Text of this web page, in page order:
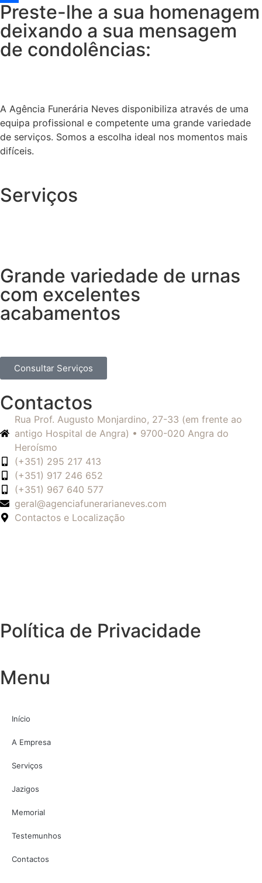
Share
Preste-lhe a sua homenagem
deixando a sua mensagem
de condolências:
A Agência Funerária Neves disponibiliza através de uma
equipa profissional e competente uma grande variedade
de serviços. Somos a escolha ideal nos momentos mais
difíceis.
Serviços
Grande variedade de urnas
com excelentes
acabamentos
Consultar Serviços
Contactos
Rua Prof. Augusto Monjardino, 27-33 (em frente ao
antigo Hospital de Angra) • 9700-020 Angra do
Heroísmo
(+351) 295 217 413
(+351) 917 246 652
(+351) 967 640 577
geral@agenciafunerarianeves.com
Contactos e Localização
Política de Privacidade
Menu
Início
A Empresa
Serviços
Jazigos
Memorial
Testemunhos
Contactos